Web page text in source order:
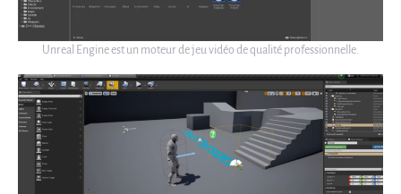
Unreal Engine est un moteur de jeu vidéo de qualité professionnelle.